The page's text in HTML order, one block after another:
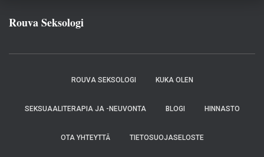
Rouva Seksologi
ROUVA SEKSOLOGI KUKA OLEN
SEKSUAALITERAPIA JA -NEUVONTA BLOGI HINNASTO
OTA YHTEYTTÄ TIETOSUOJASELOSTE